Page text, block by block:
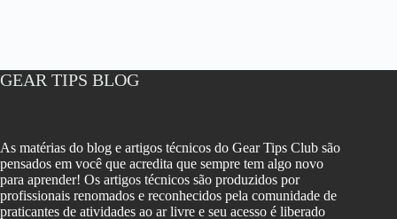
GEAR TIPS BLOG
As matérias do blog e artigos técnicos do Gear Tips Club são
pensados em você que acredita que sempre tem algo novo
para aprender! Os artigos técnicos são produzidos por
profissionais renomados e reconhecidos pela comunidade de
praticantes de atividades ao ar livre e seu acesso é liberado